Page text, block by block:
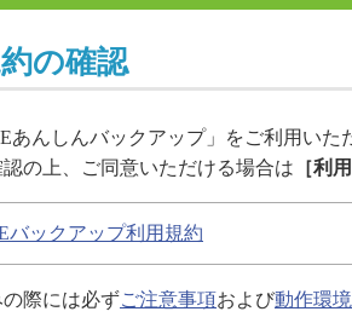
の確認
あんしんバックアップ」をご利用い
認の上、ご同意いただける場合は ［利
バックアップ利用規約
際には必ずご注意事項および動作環境